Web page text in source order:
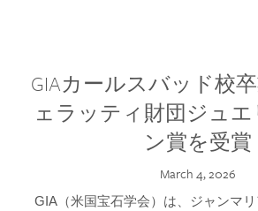
GIAカールスバッド校
ェラッティ財団ジュ
ン賞を受賞
March 4, 2026
GIA（米国宝石学会）は、ジャンマ